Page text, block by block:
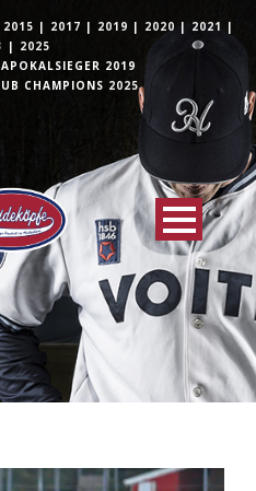
2015 | 2017 | 2019 | 2020 | 2021 |
| 2025
2019
CHAMPIONS 2025